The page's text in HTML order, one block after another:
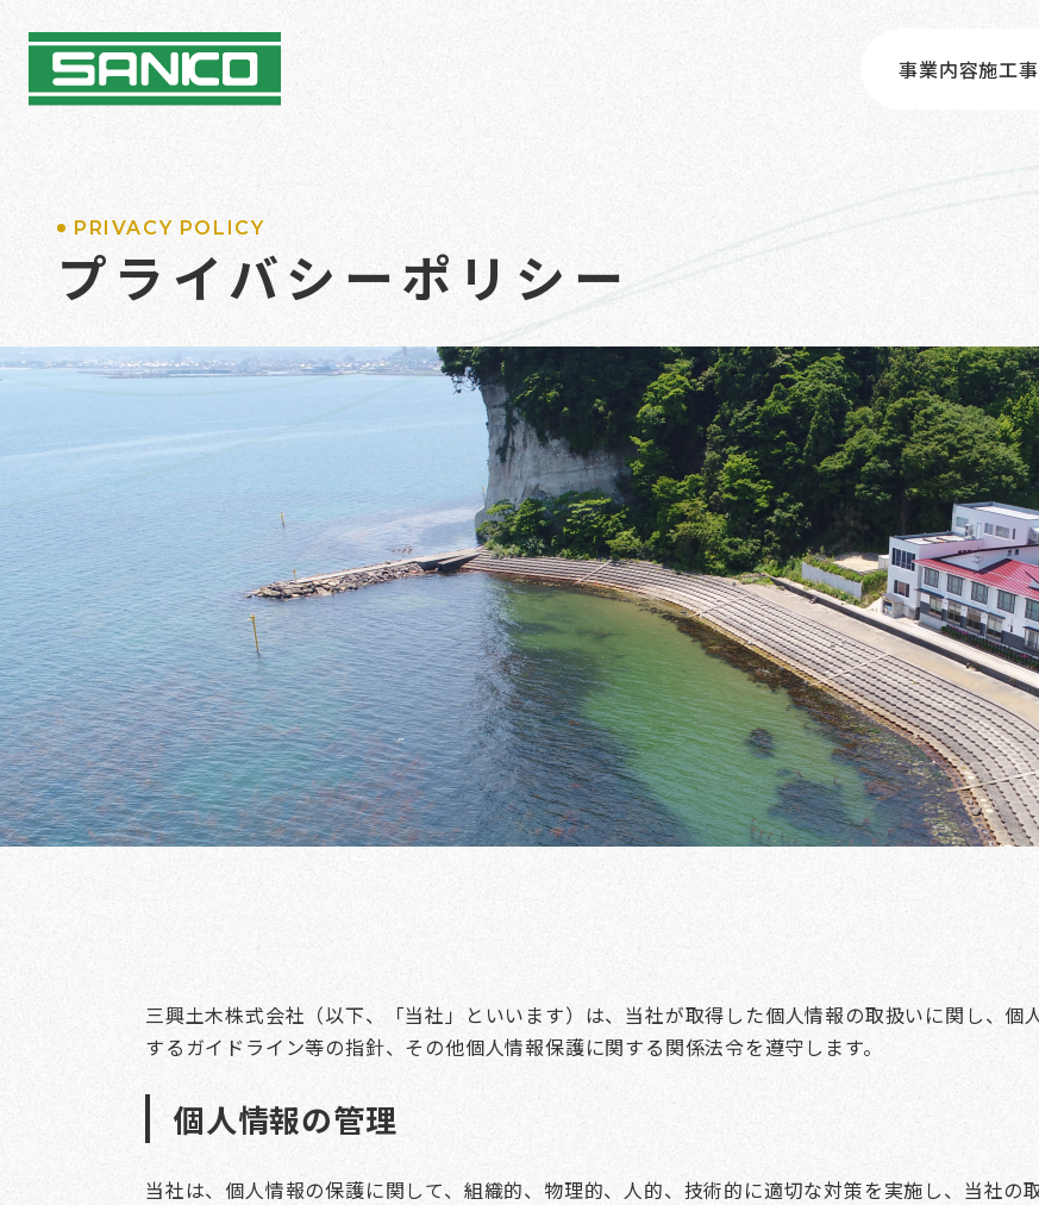
事業内容施工
PRIVACY POLICY
プライバシーポリシー
三興土木株式会社（以下、「当社」といいます）は、当社が取得した個人情報の取扱いに関し、個
するガイドライン等の指針、その他個人情報保護に関する関係法令を遵守します。
個人情報の管理
当社は、個人情報の保護に関して、組織的、物理的、人的、技術的に適切な対策を実施し、当社の